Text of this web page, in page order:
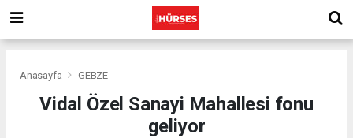
Anasayfa GEBZE
Vidal Özel Sanayi Mahallesi fonu
geliyor